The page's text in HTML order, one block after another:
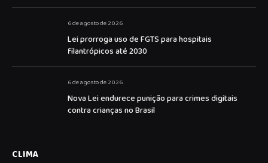
6 de agosto de 2026
Lei prorroga uso de FGTS para hospitais
filantrópicos até 2030
6 de agosto de 2026
Nova Lei endurece punição para crimes digitais
contra crianças no Brasil
CLIMA